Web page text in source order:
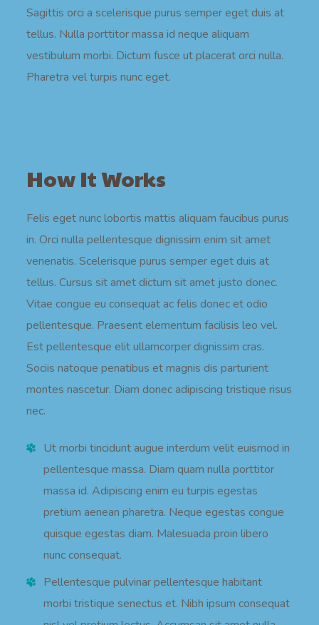
Sagittis orci a scelerisque purus semper eget duis at
tellus. Nulla porttitor massa id neque aliquam
vestibulum morbi. Dictum fusce ut placerat orci nulla.
Pharetra vel turpis nunc eget.
How It Works
Felis eget nunc lobortis mattis aliquam faucibus purus
in. Orci nulla pellentesque dignissim enim sit amet
venenatis. Scelerisque purus semper eget duis at
tellus. Cursus sit amet dictum sit amet justo donec.
Vitae congue eu consequat ac felis donec et odio
pellentesque. Praesent elementum facilisis leo vel.
Est pellentesque elit ullamcorper dignissim cras.
Sociis natoque penatibus et magnis dis parturient
montes nascetur. Diam donec adipiscing tristique risus
nec.
Ut morbi tincidunt augue interdum velit euismod in
pellentesque massa. Diam quam nulla porttitor
massa id. Adipiscing enim eu turpis egestas
pretium aenean pharetra. Neque egestas congue
quisque egestas diam. Malesuada proin libero
nunc consequat.
Pellentesque pulvinar pellentesque habitant
morbi tristique senectus et. Nibh ipsum consequat